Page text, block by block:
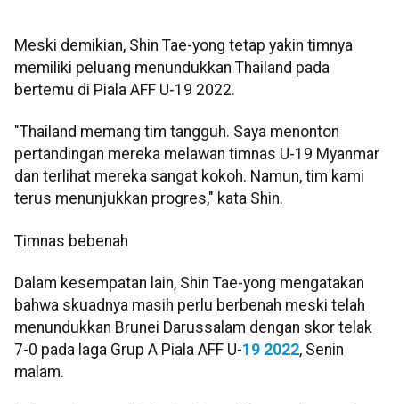
Meski demikian, Shin Tae-yong tetap yakin timnya
memiliki peluang menundukkan Thailand pada
bertemu di Piala AFF U-19 2022.
"Thailand memang tim tangguh. Saya menonton
pertandingan mereka melawan timnas U-19 Myanmar
dan terlihat mereka sangat kokoh. Namun, tim kami
terus menunjukkan progres," kata Shin.
Timnas bebenah
Dalam kesempatan lain, Shin Tae-yong mengatakan
bahwa skuadnya masih perlu berbenah meski telah
menundukkan Brunei Darussalam dengan skor telak
7-0 pada laga Grup A Piala AFF U-19 2022, Senin
malam.